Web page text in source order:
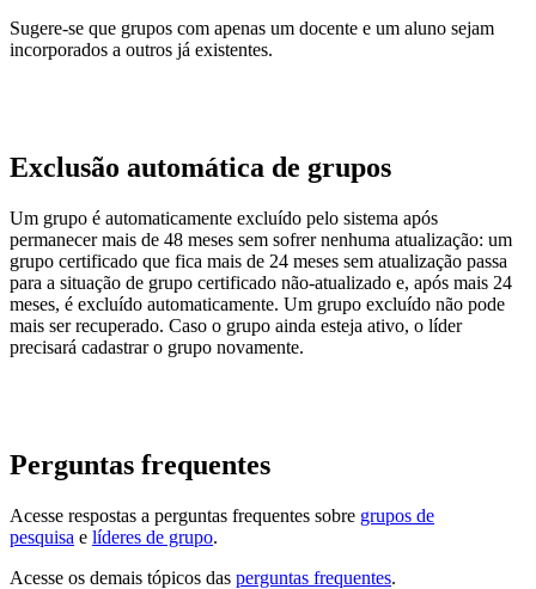
Sugere-se que grupos com apenas um docente e um aluno sejam
incorporados a outros já existentes.
Exclusão automática de grupos
Um grupo é automaticamente excluído pelo sistema após
permanecer mais de 48 meses sem sofrer nenhuma atualização: um
grupo certificado que fica mais de 24 meses sem atualização passa
para a situação de grupo certificado não-atualizado e, após mais 24
meses, é excluído automaticamente. Um grupo excluído não pode
mais ser recuperado. Caso o grupo ainda esteja ativo, o líder
precisará cadastrar o grupo novamente.
Perguntas frequentes
Acesse respostas a perguntas frequentes sobre grupos de
pesquisa e líderes de grupo.
Acesse os demais tópicos das perguntas frequentes.